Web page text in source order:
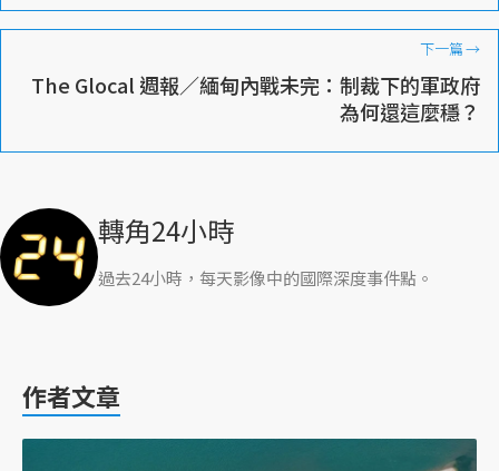
下一篇→
The Glocal 週報／緬甸內戰未完：制裁下的軍政府
為何還這麼穩？
轉角24小時
過去24小時，每天影像中的國際深度事件點。
作者文章